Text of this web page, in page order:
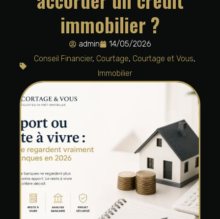
immobilier ?
admin
14/05/2026
Conseil Financier, Courtage, Courtage et Vous,
Immobilier